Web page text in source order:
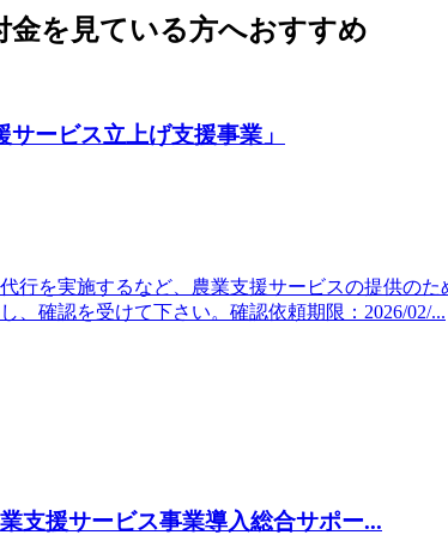
金を見ている方へおすすめ
ービス立上げ支援事業」
行を実施するなど、農業支援サービスの提供の
確認を受けて下さい。確認依頼期限：2026/02/...
支援サービス事業導入総合サポー...